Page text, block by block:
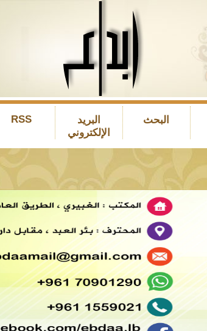
البحث
البريد
الإلكتروني
RSS